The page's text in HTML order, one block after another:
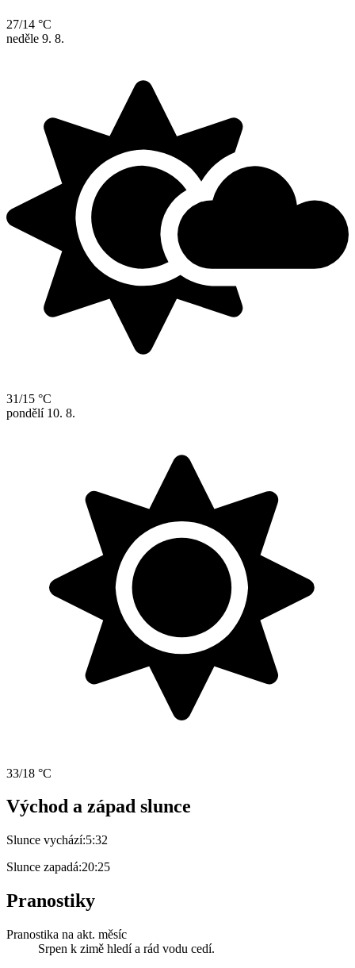
27/14 °C
neděle 9. 8.
31/15 °C
pondělí 10. 8.
33/18 °C
Východ a západ slunce
Slunce vychází:5:32
Slunce zapadá:20:25
Pranostiky
Pranostika na akt. měsíc
Srpen k zimě hledí a rád vodu cedí.